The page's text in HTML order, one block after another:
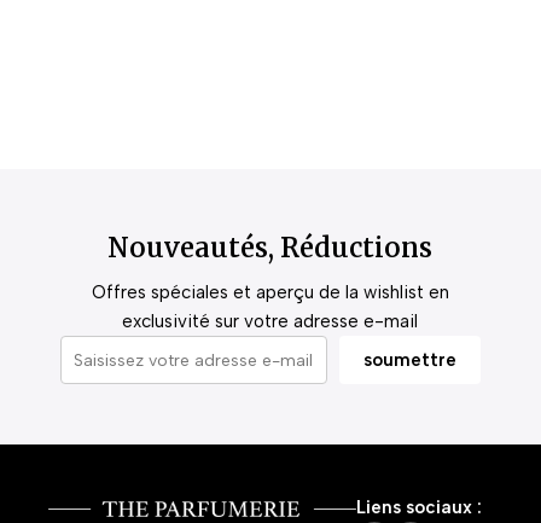
Nouveautés, Réductions
Offres spéciales et aperçu de la wishlist en
exclusivité sur votre adresse e-mail
Liens sociaux :